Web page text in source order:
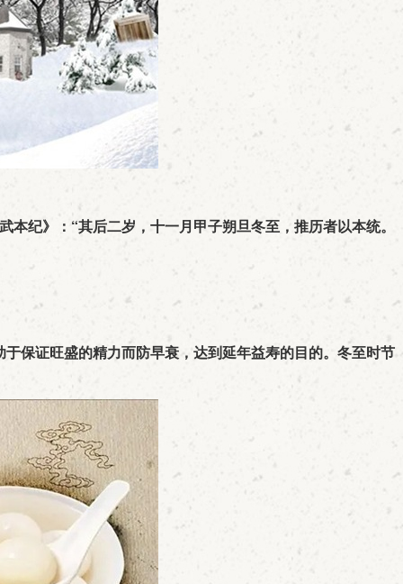
纪》：“其后二岁，十一月甲子朔旦冬至，推历者以本统。
保证旺盛的精力而防早衰，达到延年益寿的目的。冬至时节